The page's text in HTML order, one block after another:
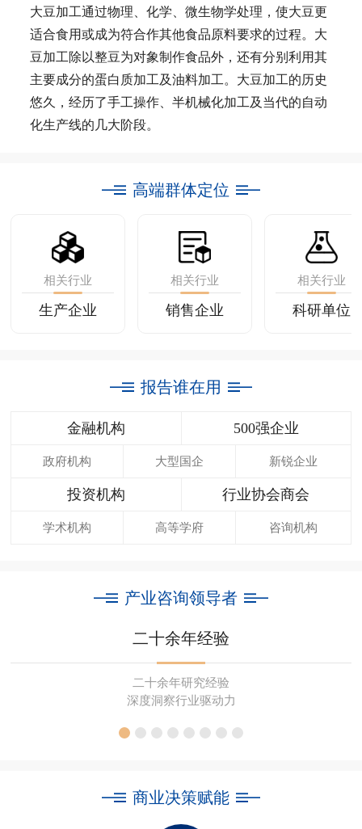
大豆加工通过物理、化学、微生物学处理，使大豆更
适合食用或成为符合作其他食品原料要求的过程。大
豆加工除以整豆为对象制作食品外，还有分别利用其
主要成分的蛋白质加工及油料加工。大豆加工的历史
悠久，经历了手工操作、半机械化加工及当代的自动
化生产线的几大阶段。
高端群体定位
相关行业
生产企业
相关行业
销售企业
相关行业
科研单位
报告谁在用
金融机构 500强企业
政府机构 大型国企 新锐企业
投资机构 行业协会商会
学术机构 高等学府 咨询机构
产业咨询领导者
二十余年经验
二十余年研究经验
深度洞察行业驱动力
商业决策赋能